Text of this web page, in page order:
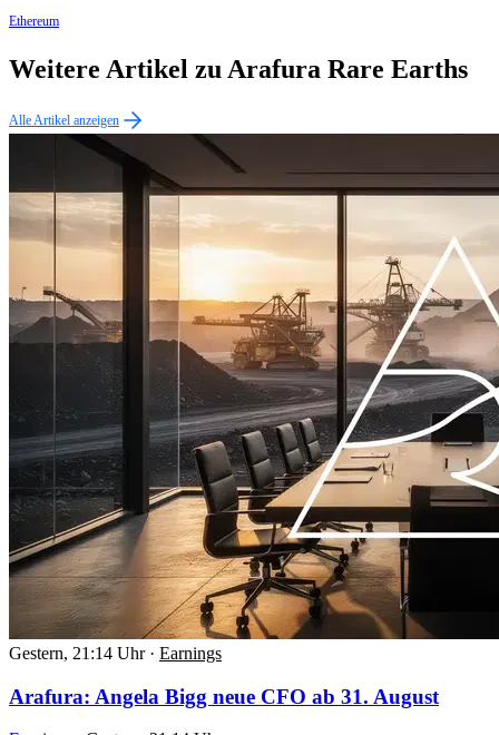
Ethereum
Weitere Artikel zu Arafura Rare Earths
Alle Artikel anzeigen
Gestern, 21:14 Uhr · Earnings
Arafura: Angela Bigg neue CFO ab 31. August